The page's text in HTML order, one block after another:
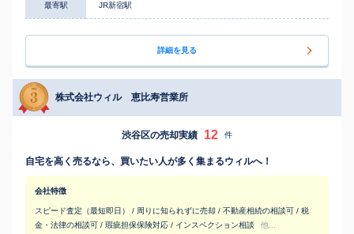
最寄駅 JR新宿駅
詳細を見る
株式会社ウィル 恵比寿営業所
渋谷区の売却実績 12 件
自宅を高く売るなら、買いたい人が多く集まるウィルへ！
会社特徴
スピード査定（最短即日） / 周りに知られずに売却 / 不動産相続の相談可 / 税
金・法律の相談可 / 瑕疵担保保険対応 / インスペクション相談
他...